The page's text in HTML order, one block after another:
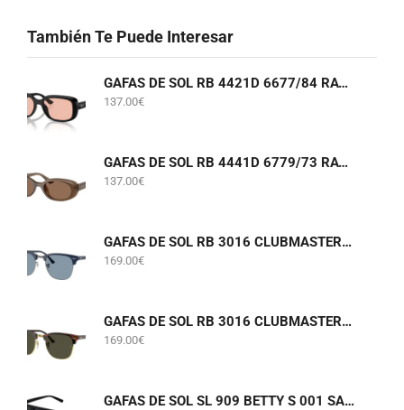
También Te Puede Interesar
GAFAS DE SOL RB 4421D 6677/84 RAY-BAN
137.00€
GAFAS DE SOL RB 4441D 6779/73 RAY-BAN
137.00€
GAFAS DE SOL RB 3016 CLUBMASTER 6879/56 RAY-BAN
169.00€
GAFAS DE SOL RB 3016 CLUBMASTER W0366 RAY-BAN
169.00€
GAFAS DE SOL SL 909 BETTY S 001 SAINT LAURENT